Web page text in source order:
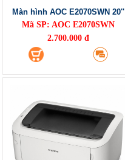
Màn hình AOC E2070SWN 20''
Mã SP: AOC E2070SWN
2.700.000 đ